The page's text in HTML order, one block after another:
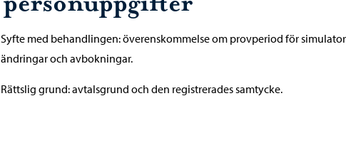
Syfte med behandlingen: överenskommelse om provperiod för
ändringar och avbokningar.
Rättslig grund: avtalsgrund och den registrerades samtycke.